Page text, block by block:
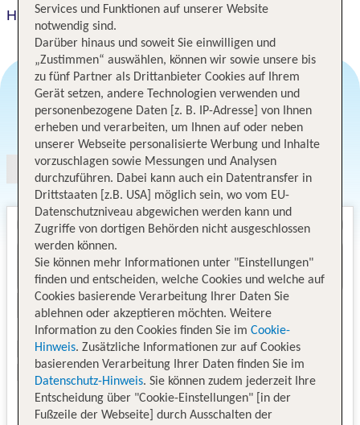
Hilton Garden Inn Palm Coast Town Center
Angebotsauswahl
Services und Funktionen auf unserer Website
notwendig sind.
Darüber hinaus und soweit Sie einwilligen und
„Zustimmen“ auswählen, können wir sowie unsere bis
zu fünf Partner als Drittanbieter Cookies auf Ihrem
Gerät setzen, andere Technologien verwenden und
personenbezogene Daten [z. B. IP-Adresse] von Ihnen
erheben und verarbeiten, um Ihnen auf oder neben
unserer Webseite personalisierte Werbung und Inhalte
vorzuschlagen sowie Messungen und Analysen
durchzuführen. Dabei kann auch ein Datentransfer in
Drittstaaten [z.B. USA] möglich sein, wo vom EU-
Datenschutzniveau abgewichen werden kann und
Zugriffe von dortigen Behörden nicht ausgeschlossen
werden können.
Sie können mehr Informationen unter "Einstellungen"
finden und entscheiden, welche Cookies und welche auf
Cookies basierende Verarbeitung Ihrer Daten Sie
ablehnen oder akzeptieren möchten. Weitere
Information zu den Cookies finden Sie im Cookie-
Hinweis. Zusätzliche Informationen zur auf Cookies
basierenden Verarbeitung Ihrer Daten finden Sie im
Datenschutz-Hinweis. Sie können zudem jederzeit Ihre
Entscheidung über "Cookie-Einstellungen" [in der
Fußzeile der Webseite] durch Ausschalten der